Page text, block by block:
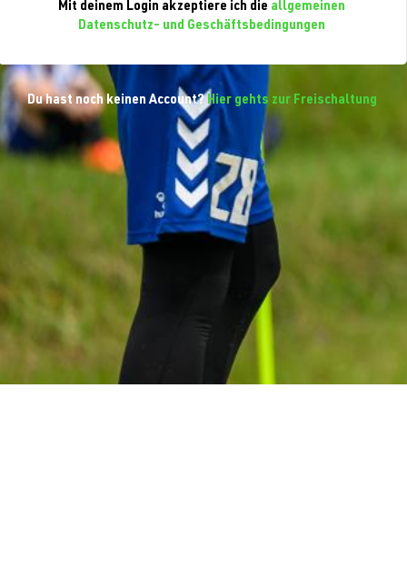
Mit deinem Login akzeptiere ich die allgemeinen
Datenschutz- und Geschäftsbedingungen
Du hast noch keinen Account? Hier gehts zur Freischaltung